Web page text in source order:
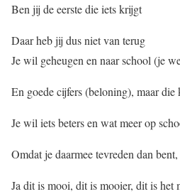
Ben jij de eerste die iets krijgt
Daar heb jij dus niet van terug
Je wil geheugen en naar school (je
En goede cijfers (beloning), maar die
Je wil iets beters en wat meer op
Omdat je daarmee tevreden dan
Ja dit is mooi, dit is mooier, dit is het